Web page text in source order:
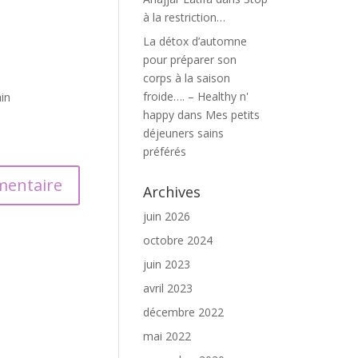
à la restriction…
La détox d’automne
pour préparer son
corps à la saison
froide…. – Healthy n'
happy dans Mes petits
déjeuners sains
préférés
Archives
juin 2026
octobre 2024
juin 2023
avril 2023
décembre 2022
mai 2022